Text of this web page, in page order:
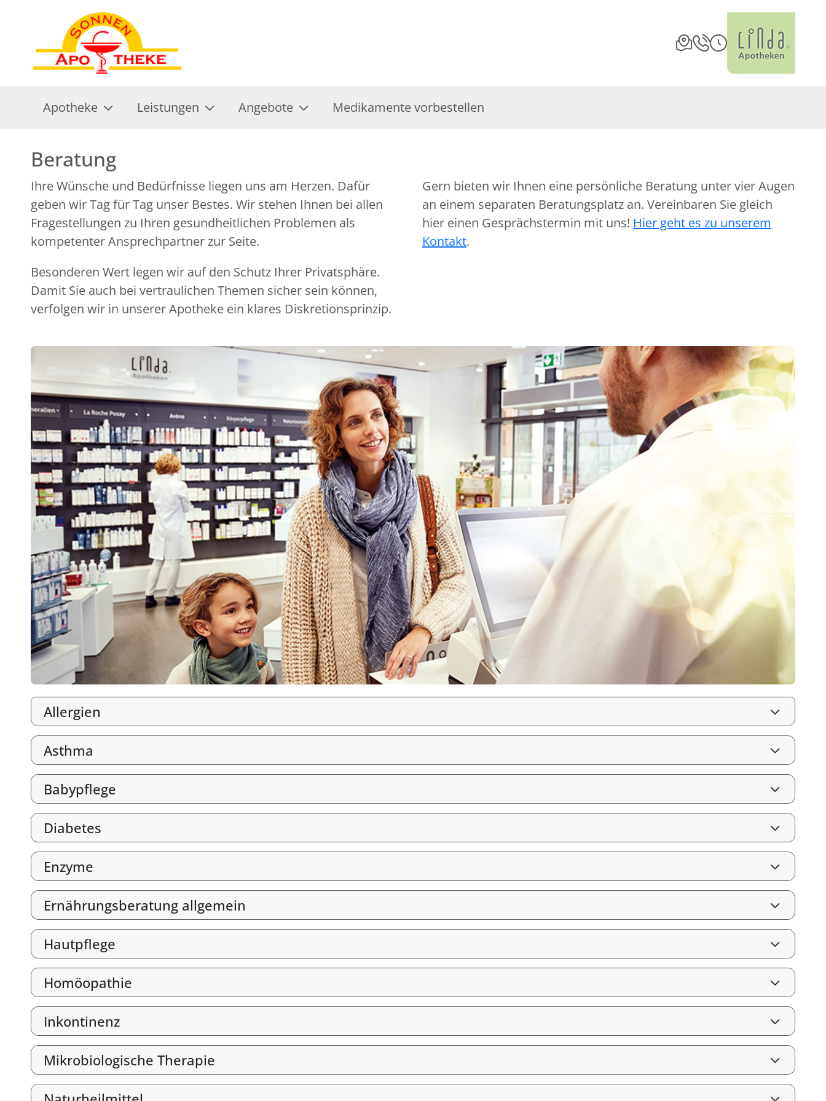
Apotheke Leistungen Angebote Medikamente vorbestellen
Beratung
Ihre Wünsche und Bedürfnisse liegen uns am Herzen. Dafür
geben wir Tag für Tag unser Bestes. Wir stehen Ihnen bei allen
Fragestellungen zu Ihren gesundheitlichen Problemen als
kompetenter Ansprechpartner zur Seite.
Besonderen Wert legen wir auf den Schutz Ihrer Privatsphäre.
Damit Sie auch bei vertraulichen Themen sicher sein können,
verfolgen wir in unserer Apotheke ein klares Diskretionsprinzip.
Gern bieten wir Ihnen eine persönliche Beratung unter vier Augen
an einem separaten Beratungsplatz an. Vereinbaren Sie gleich
hier einen Gesprächstermin mit uns! Hier geht es zu unserem
Kontakt.
Allergien
Asthma
Babypflege
Diabetes
Enzyme
Ernährungsberatung allgemein
Hautpflege
Homöopathie
Inkontinenz
Mikrobiologische Therapie